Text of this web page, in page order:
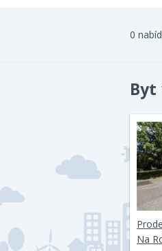
0
Byt
Na